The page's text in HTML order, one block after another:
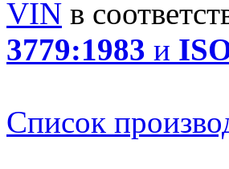
VIN в
3779:1983 и
Список